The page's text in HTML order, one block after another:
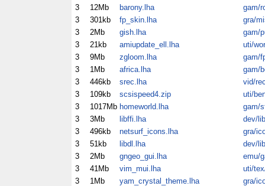
3
12Mb barony.lha
gam/
3
301kb fp_skin.lha
gra/
3
2Mb gish.lha
gam/
3
21kb amiupdate_ell.lha
uti/wor
3
9Mb zgloom.lha
gam/
3
1Mb africa.lha
gam/
3
446kb srec.lha
vid/
3
109kb scsispeed4.zip
uti/
3
1017Mb homeworld.lha
gam/
3
3Mb libffi.lha
dev/
3
496kb netsurf_icons.lha
gra/
3
51kb libdl.lha
dev/
3
2Mb gngeo_gui.lha
emu/
3
41Mb vim_mui.lha
uti/
3
1Mb yam_crystal_theme.lha
gra/